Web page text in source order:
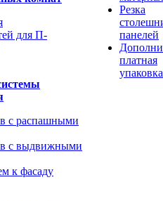
для П-
с распашными
с выдвижными
к фасаду
Резка
панелей
платная
упаковка